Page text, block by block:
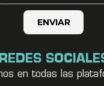
REDES
en todas las